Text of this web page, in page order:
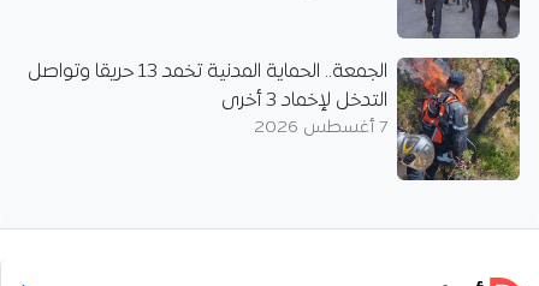
الجمعة.. الحماية المدنية تخمد 13 حريقا وتواصل
التدخل لإخماد 3 أخرى
7 أغسطس 2026